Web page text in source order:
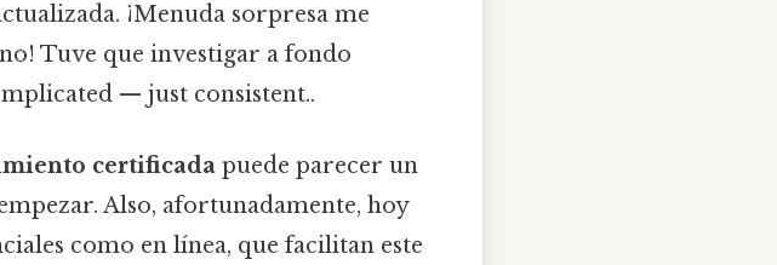
¡Menuda sorpresa me
Tuve que investigar a fondo
— just consistent..
certificada puede parecer un
Also, afortunadamente, hoy
como en línea, que facilitan este